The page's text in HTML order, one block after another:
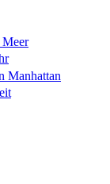
Manhattan